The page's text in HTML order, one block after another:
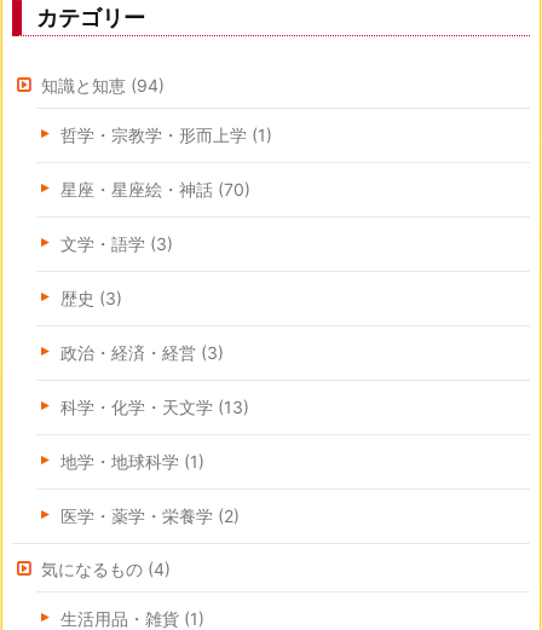
カテゴリー
知識と知恵 (94)
哲学・宗教学・形而上学 (1)
星座・星座絵・神話 (70)
文学・語学 (3)
歴史 (3)
政治・経済・経営 (3)
科学・化学・天文学 (13)
地学・地球科学 (1)
医学・薬学・栄養学 (2)
気になるもの (4)
生活用品・雑貨 (1)